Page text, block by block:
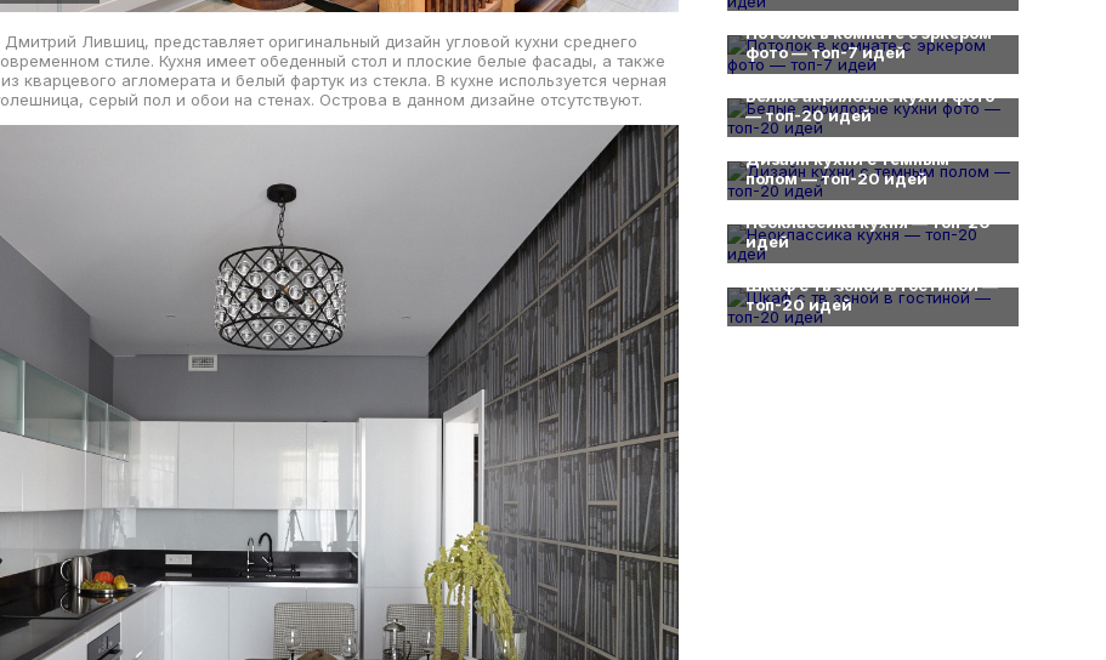
Лившиц, представляет оригинальный дизайн угловой кухни среднего
стиле. Кухня имеет обеденный стол и плоские белые фасады, а также
кварцевого агломерата и белый фартук из стекла. В кухне используется черная
серый пол и обои на стенах. Острова в данном дизайне отсутствуют.
Потолок в комнате с эркером
фото — топ-7 идей
Белые акриловые кухни фото
— топ-20 идей
Дизайн кухни с темным
полом — топ-20 идей
Неоклассика кухня — топ-20
идей
Шкаф с тв зоной в гостиной —
топ-20 идей